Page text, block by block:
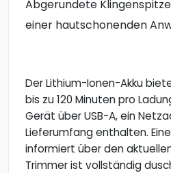
Abgerundete
einer hautschonenden
Der Lithium-Ionen-Akku
bis zu 120 Minuten pro
Gerät über USB-A, ein
Lieferumfang enthalten.
informiert über den
Trimmer ist vollständig